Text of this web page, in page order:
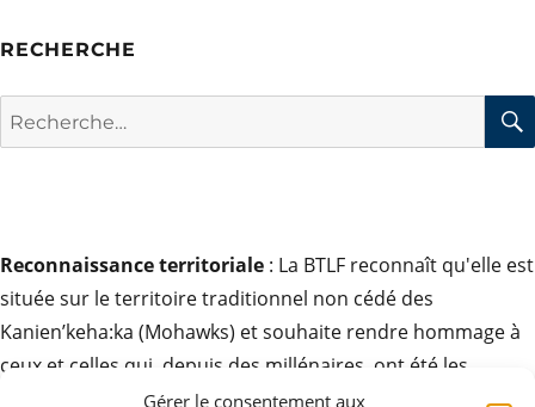
Gérer le consentement aux
RECHERCHE
Rechercher :
Reconnaissance territoriale : La BTLF reconnaît qu'elle est
située sur le territoire traditionnel non cédé des
Kanien’keha:ka (Mohawks) et souhaite rendre hommage à
ceux et celles qui, depuis des millénaires, ont été les
gardiens de ces terres. Elle exprime son respect pour la